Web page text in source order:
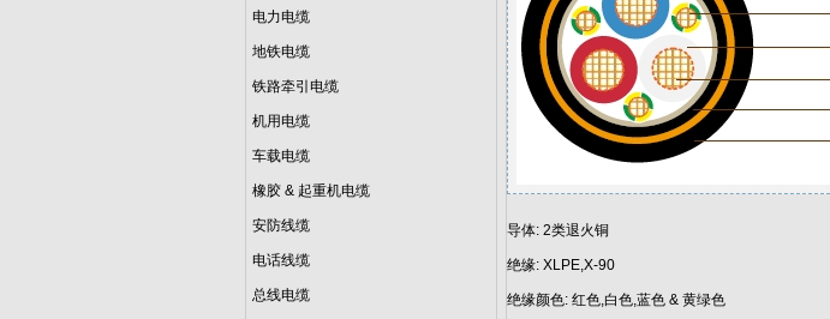
电力电缆
地铁电缆
铁路牵引电缆
机用电缆
车载电缆
橡胶 & 起重机电缆
安防线缆
电话线缆
总线电缆
导体: 2类退火铜
绝缘: XLPE,X-90
绝缘颜色: 红色,白色,蓝色 & 黄绿色